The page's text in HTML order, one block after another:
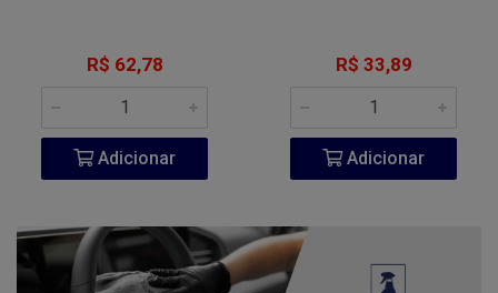
R$ 62,78
Adicionar
R$ 33,89
Adicionar